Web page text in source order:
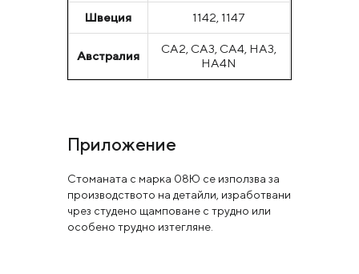
Швеция 1142, 1147
Австралия
CA2, CA3, CA4, HA3,
HA4N
Приложение
Стоманата с марка 08Ю се използва за
производството на детайли, изработвани
чрез студено щамповане с трудно или
особено трудно изтегляне.